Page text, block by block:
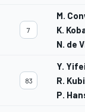
7
M.
K.
N. de
83
Y.
R.
P.